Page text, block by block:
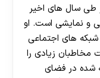
طی سال های اخیر
و نمایشی است. او
شبکه های اجتماعی
مخاطبان زیادی را
شده در فضای